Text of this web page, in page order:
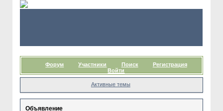
Форум Участники Поиск
Регистрация
Войти
Активные темы
Объявление